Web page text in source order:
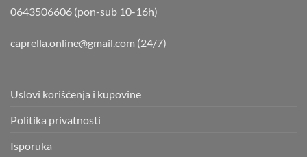
0643506606 (pon-sub 10-16h)
caprella.online@gmail.com (24/7)
Uslovi korišćenja i kupovine
Politika privatnosti
Isporuka